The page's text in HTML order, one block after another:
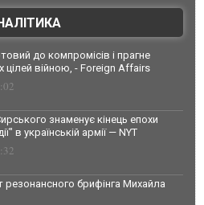
до компромісів і прагне
цілей війною, - Foreign Affairs
знаменує кінець епохи
в українській армії — NYT
резонансного брифінга Михайла